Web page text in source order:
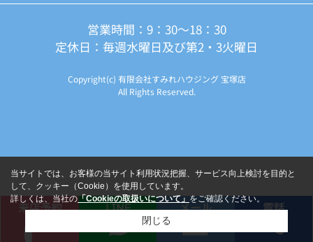
営業時間：9：30～18：30
定休日：毎週水曜日及び第2・3火曜日
Copyright(c) 有限会社すみれハウジング 宝塚店
All Rights Reserved.
当サイトでは、お客様の当サイト利用状況把握、サービス向上検討を目的と
して、クッキー（Cookie）を使用しています。
詳しくは、当社の「Cookieの取扱いについて」をご確認ください。
閉じる